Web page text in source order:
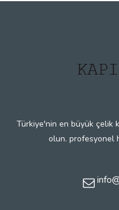
Türkiye'nin en büyük çelik
olun. profesyonel